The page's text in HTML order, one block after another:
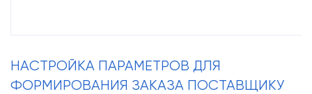
НАСТРОЙКА ПАРАМЕТРОВ ДЛЯ
ФОРМИРОВАНИЯ ЗАКАЗА ПОСТАВЩИКУ